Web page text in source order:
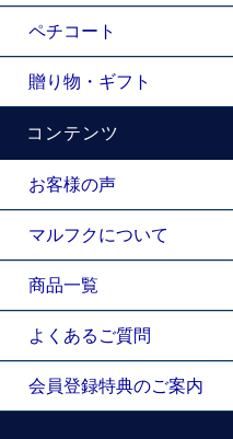
ペチコート
贈り物・ギフト
コンテンツ
お客様の声
マルフクについて
商品一覧
よくあるご質問
会員登録特典のご案内